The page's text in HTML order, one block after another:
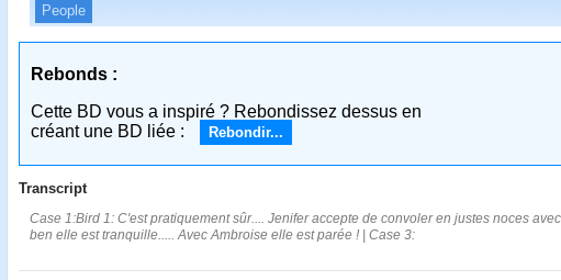
People
Rebonds :
Cette BD vous a inspiré ? Rebondissez dessus en
créant une BD liée :
Rebondir...
Transcript
Case 1:Bird 1: C'est pratiquement sûr.... Jenifer accepte de convoler en justes noces
ben elle est tranquille..... Avec Ambroise elle est parée ! | Case 3: